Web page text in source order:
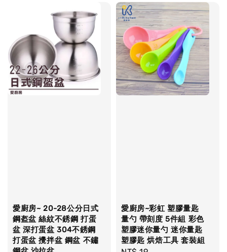
愛廚房~ 20-28公分日式
鋼盔盆 絲紋不銹鋼 打蛋
盆 深打蛋盆 304不銹鋼
打蛋盆 攪拌盆 鋼盆 不鏽
愛廚房~彩虹 塑膠量匙
量勺 帶刻度 5件組 彩色
塑膠迷你量勺 迷你量匙
塑膠匙 烘焙工具 套裝組